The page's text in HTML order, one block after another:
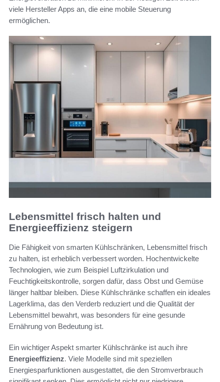
viele Hersteller Apps an, die eine mobile Steuerung
ermöglichen.
Lebensmittel frisch halten und
Energieeffizienz steigern
Die Fähigkeit von smarten Kühlschränken, Lebensmittel frisch
zu halten, ist erheblich verbessert worden. Hochentwickelte
Technologien, wie zum Beispiel Luftzirkulation und
Feuchtigkeitskontrolle, sorgen dafür, dass Obst und Gemüse
länger haltbar bleiben. Diese Kühlschränke schaffen ein ideales
Lagerklima, das den Verderb reduziert und die Qualität der
Lebensmittel bewahrt, was besonders für eine gesunde
Ernährung von Bedeutung ist.
Ein wichtiger Aspekt smarter Kühlschränke ist auch ihre
Energieeffizienz. Viele Modelle sind mit speziellen
Energiesparfunktionen ausgestattet, die den Stromverbrauch